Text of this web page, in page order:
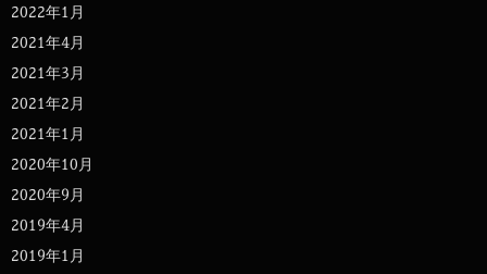
2022年1月
2021年4月
2021年3月
2021年2月
2021年1月
2020年10月
2020年9月
2019年4月
2019年1月